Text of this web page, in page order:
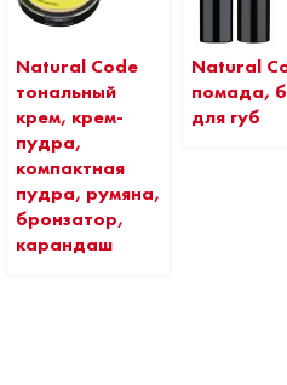
Natural Code
тональный
крем, крем-
пудра,
компактная
пудра, румяна,
бронзатор,
карандаш
Natural
помада,
для губ